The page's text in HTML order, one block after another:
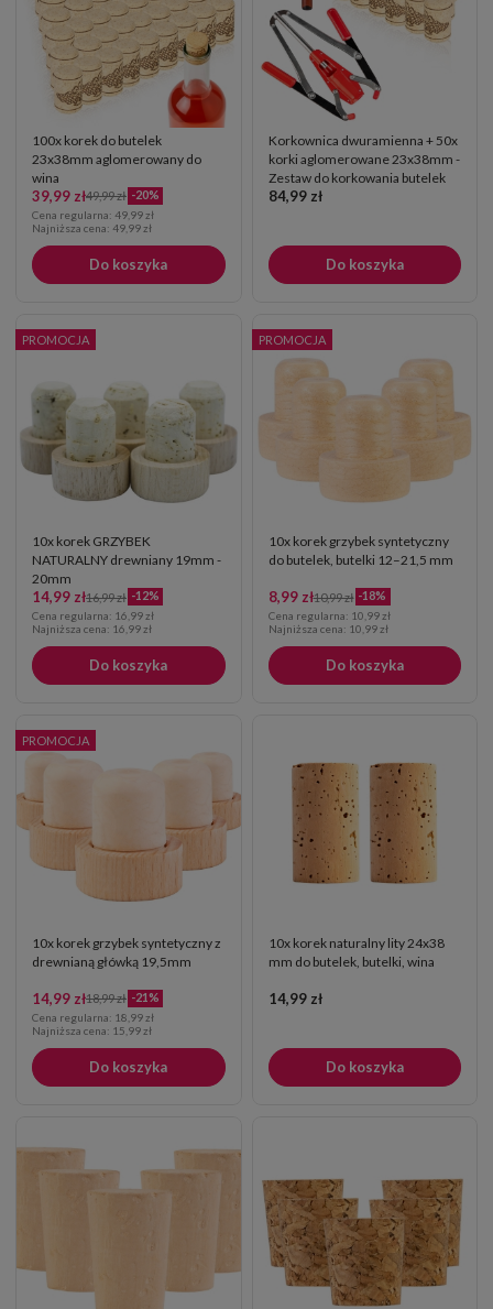
100x korek do butelek
23x38mm aglomerowany do
wina
39,99 zł49,99 zł -20%
Cena regularna: 49,99 zł
Najniższa cena: 49,99 zł
Do koszyka
Korkownica dwuramienna + 50x
korki aglomerowane 23x38mm -
Zestaw do korkowania butelek
wina
84,99 zł
Do koszyka
10x korek GRZYBEK
NATURALNY drewniany 19mm -
20mm
14,99 zł16,99 zł -12%
Cena regularna: 16,99 zł
Najniższa cena: 16,99 zł
Do koszyka
PROMOCJA
10x korek grzybek syntetyczny
do butelek, butelki 12–21,5 mm
8,99 zł10,99 zł -18%
Cena regularna: 10,99 zł
Najniższa cena: 10,99 zł
Do koszyka
PROMOCJA
10x korek grzybek syntetyczny z
drewnianą główką 19,5mm
14,99 zł18,99 zł -21%
Cena regularna: 18,99 zł
Najniższa cena: 15,99 zł
Do koszyka
PROMOCJA
10x korek naturalny lity 24x38
mm do butelek, butelki, wina
14,99 zł
Do koszyka